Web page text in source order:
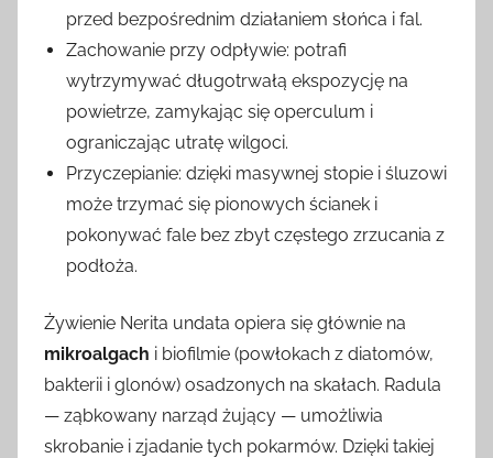
przed bezpośrednim działaniem słońca i fal.
Zachowanie przy odpływie: potrafi
wytrzymywać długotrwałą ekspozycję na
powietrze, zamykając się operculum i
ograniczając utratę wilgoci.
Przyczepianie: dzięki masywnej stopie i śluzowi
może trzymać się pionowych ścianek i
pokonywać fale bez zbyt częstego zrzucania z
podłoża.
Żywienie Nerita undata opiera się głównie na
mikroalgach i biofilmie (powłokach z diatomów,
bakterii i glonów) osadzonych na skałach. Radula
— ząbkowany narząd żujący — umożliwia
skrobanie i zjadanie tych pokarmów. Dzięki takiej